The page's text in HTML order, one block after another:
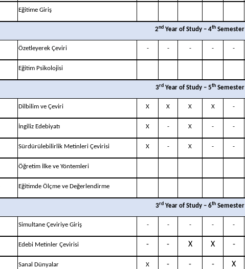
Eğitime Giriş
2nd Year of Study – 4th Semester
Özetleyerek Çeviri - - - - -
Eğitim Psikolojisi
3rdYear of Study – 5thSemester
Dilbilim ve Çeviri X X X X -
İngiliz Edebiyatı X - X - -
Sürdürülebilirlik Metinleri Çevirisi X - X - -
Öğretim İlke ve Yöntemleri
Eğitimde Ölçme ve Değerlendirme
3rdYear of Study – 6thSemester
Simultane Çeviriye Giriş - - - - -
Edebi Metinler Çevirisi - - X X -
Sanal Dünyalar X - - - X